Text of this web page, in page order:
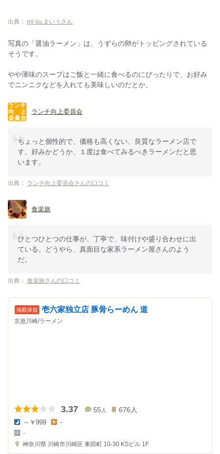
出典： mi-su.まいうさん
写真の「醤油ラーメン」は、うずらの卵がトッピングされている
そうです。
やや薄味のスープはご飯と一緒に食べるのにぴったりで、お好み
でニンニクなどを入れても美味しいのだとか。
ランチ向上委員会
ちょっと個性的で、価格も高くない、良質なラーメン店で
す。好みかどうか、１度は食べてみるべきラーメンだと思
います。
出典： ランチ向上委員会さんの口コミ
食楽旅
ひとつひとつの仕事が、丁寧で、味付けや盛り合わせに出
ている。どうやら、真面目な家系ラーメン屋さんのよう
だ。
出典： 食楽旅さんの口コミ
壱六家独立店 豚骨らーめん 道
京急川崎/ラーメン
3.37 55 人 676 人
夜
の
金
～￥999
金
額
-
-
神奈川県 川崎市川崎区 東田町 10-30 KSビル 1F